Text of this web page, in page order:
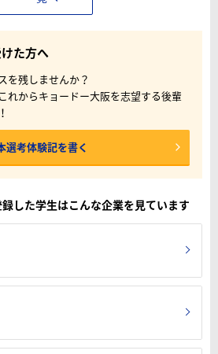
た方へ
を残しませんか？
れからキョードー大阪を志望する後輩
選考体験記を書く
した学生はこんな企業を見ています